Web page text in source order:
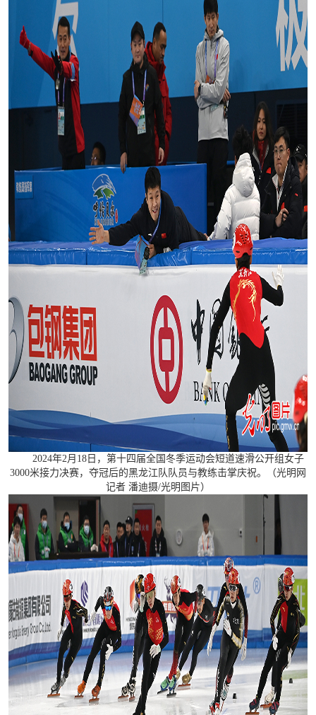
2024年2月18日，第十四届全国冬季运动会短道速滑公开组女子
3000米接力决赛，夺冠后的黑龙江队队员与教练击掌庆祝。（光明网
记者 潘迪摄/光明图片）